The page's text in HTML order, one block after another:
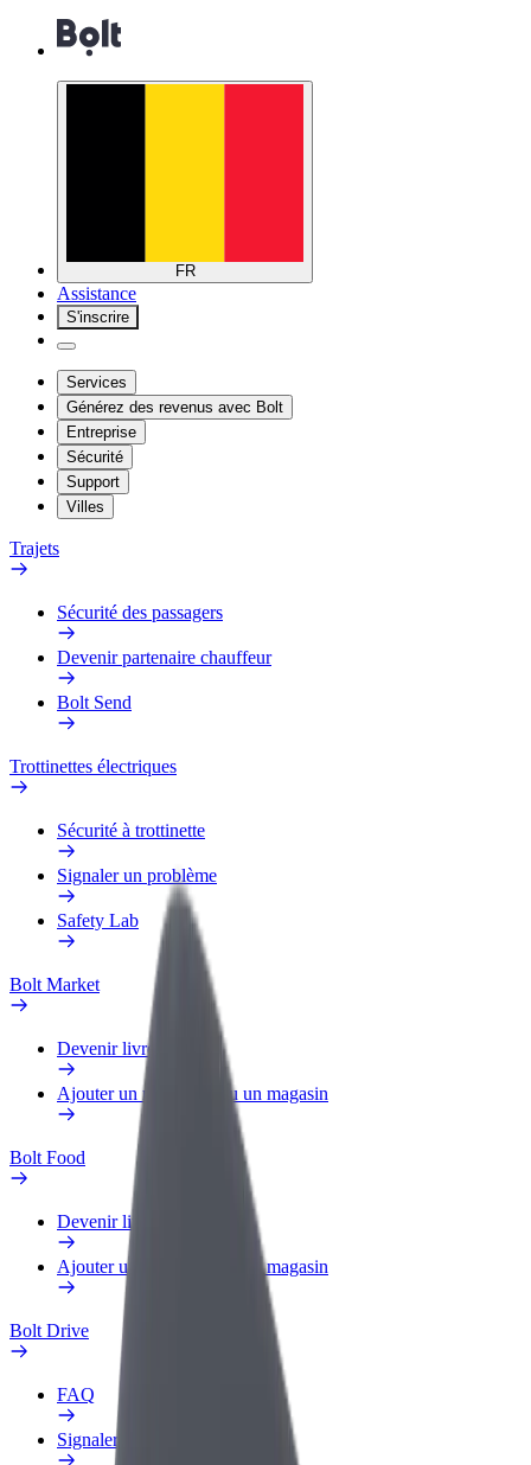
FR
Assistance
S'inscrire
Services
Générez des revenus avec Bolt
Entreprise
Sécurité
Support
Villes
Trajets
Sécurité des passagers
Devenir partenaire chauffeur
Bolt Send
Trottinettes électriques
Sécurité à trottinette
Signaler un problème
Safety Lab
Bolt Market
Devenir livreur
Ajouter un restaurant ou un magasin
Bolt Food
Devenir livreur
Ajouter un restaurant ou un magasin
Bolt Drive
FAQ
Signaler un véhicule